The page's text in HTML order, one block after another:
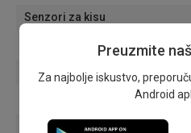
Senzori za kisu
Električni retrovizori
Automatski zatamnjivanje
Navigacija
Preuzmite
Za najbolje iskustvo,
Android